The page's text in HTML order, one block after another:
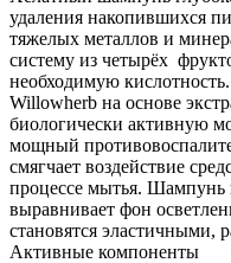
удаления накопившихся
тяжелых металлов и
систему из четырёх
необходимую
Willowherb на основе
биологически активную
мощный
смягчает воздействие
процессе мытья. Шампунь
выравнивает фон
становятся эластичными,
Активные компоненты